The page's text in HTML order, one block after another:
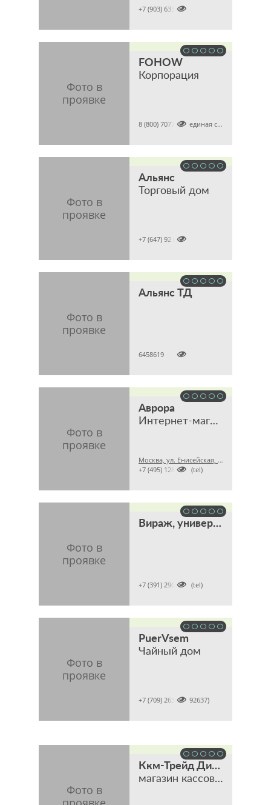

+7 (903) 6337386
FOHOW
Корпорация

8 (800) 7077821 (единая справочная)
Альянс
Торговый дом

+7 (647) 92 (tel)
Альянс ТД

6458619
Аврора
Интернет-магазин
Москва, ул. Енисейская, 7, стр. 4, офис 6

+7 (495) 1288998 (tel)
Вираж, универсальный интернет-магазин

+7 (391) 2902001 (tel)
PuerVsem
Чайный дом

+7 (709) 2637 (7092637)
Ккм-Трейд Дистрибьюшен
магазин кассового, торгового и банковского оборудования